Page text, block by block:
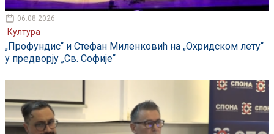
06.08.2026
Култура
„Профундис“ и Стефан Миленковић на „Охридском лету“
у предворју „Св. Софије“